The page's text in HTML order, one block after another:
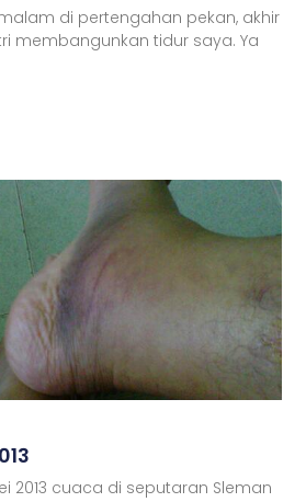
di pertengahan pekan, akhir
membangunkan tidur saya. Ya
2013 cuaca di seputaran Sleman